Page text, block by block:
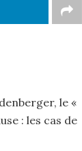
le «
: les cas de